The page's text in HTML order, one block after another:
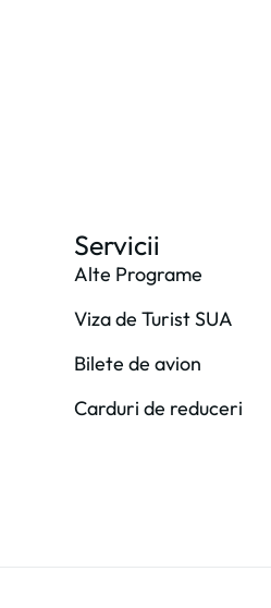
Servicii
Alte Programe
Viza de Turist SUA
Bilete de avion
Carduri de reduceri